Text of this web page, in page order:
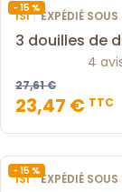
- 15 %
ISI| EXPÉDIÉ
3 douilles de
4
27,61 €
23,47 € TTC
- 15 %
ISI| EXPÉDIÉ